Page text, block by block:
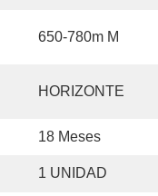
650-780m M
HORIZONTE
18 Meses
1 UNIDAD